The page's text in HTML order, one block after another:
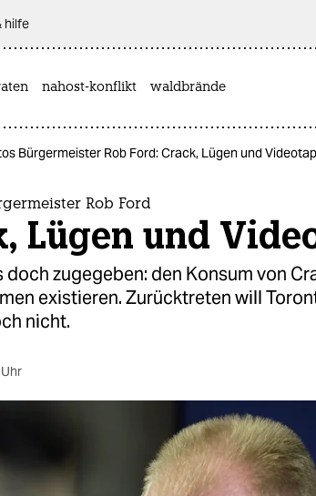
hilfe
nahost-konflikt waldbrände
Bürgermeister Rob Ford: Crack, Lügen und
Rob Ford
Lügen und
doch zugegeben: den Konsum von
existieren. Zurücktreten will
nicht.